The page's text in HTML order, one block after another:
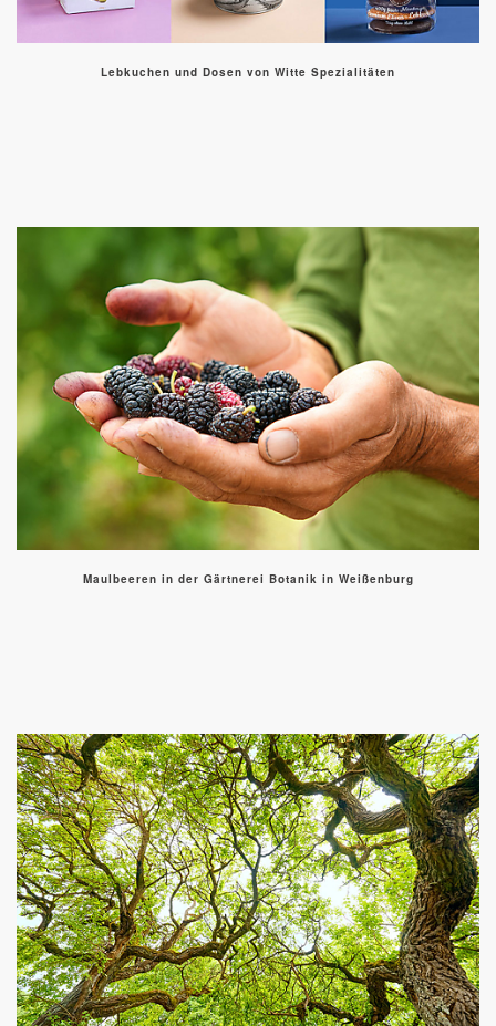
Lebkuchen und Dosen von Witte Spezialitäten
Maulbeeren in der Gärtnerei Botanik in Weißenburg